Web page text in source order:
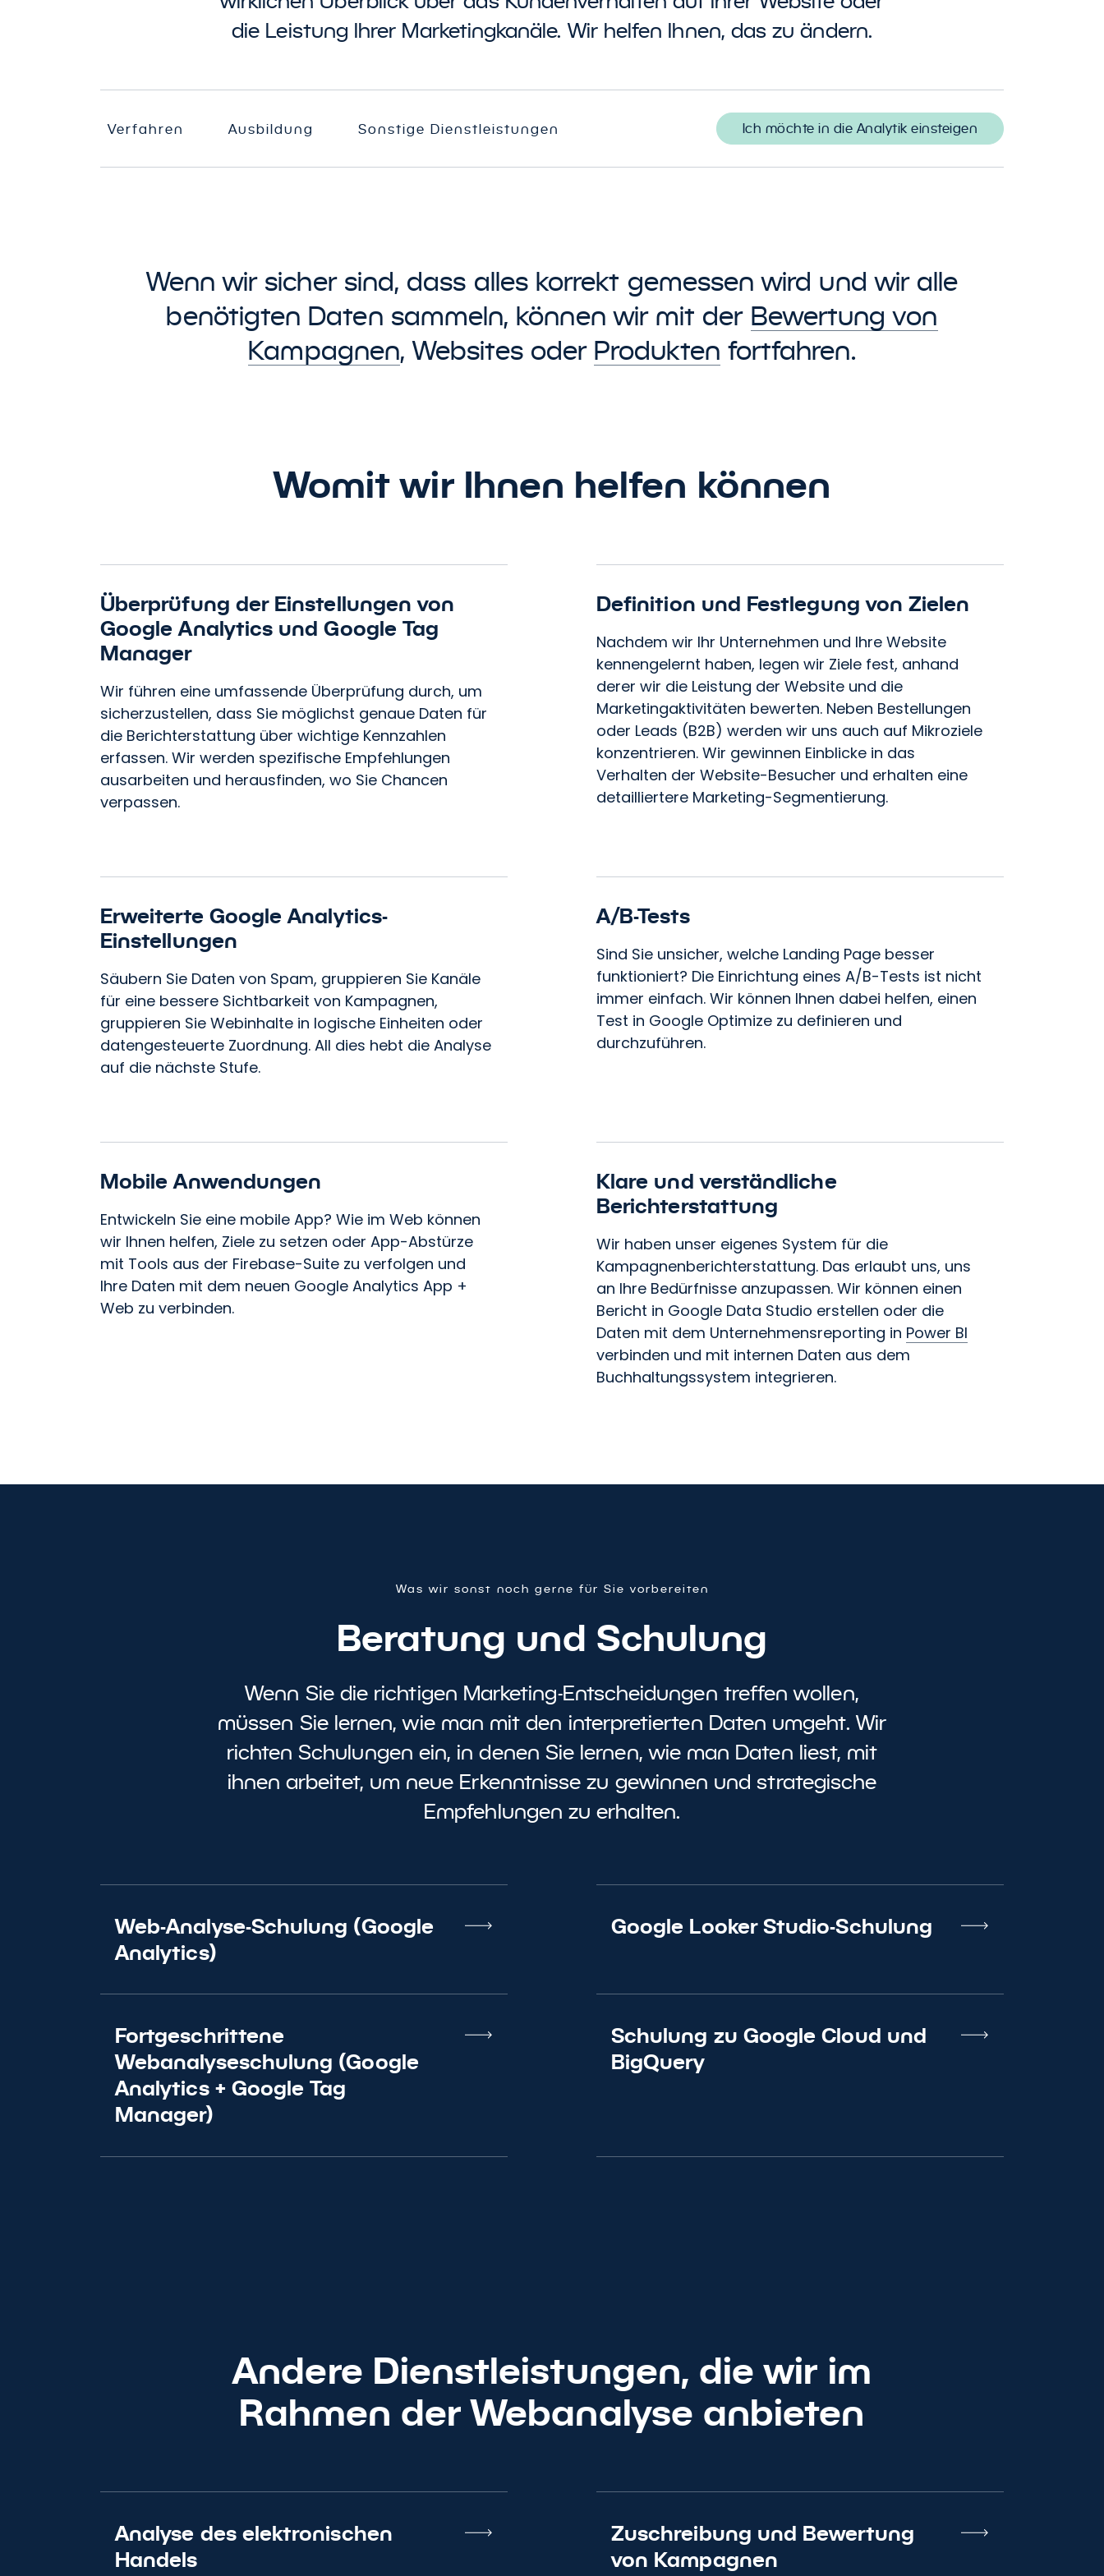
Preisvergleicher
die Leistung Ihrer Marketingkanäle. Wir helfen Ihnen, das zu ändern.
Verfahren Ausbildung Sonstige Dienstleistungen Ich möchte in die Analytik einsteigen
Wenn wir sicher sind, dass alles korrekt gemessen wird und wir alle
benötigten Daten sammeln, können wir mit der Bewertung von
Kampagnen, Websites oder Produkten fortfahren.
Womit wir Ihnen helfen können
Überprüfung der Einstellungen von
Google Analytics und Google Tag
Manager
Wir führen eine umfassende Überprüfung durch, um
sicherzustellen, dass Sie möglichst genaue Daten für
die Berichterstattung über wichtige Kennzahlen
erfassen. Wir werden spezifische Empfehlungen
ausarbeiten und herausfinden, wo Sie Chancen
verpassen.
Definition und Festlegung von Zielen
Nachdem wir Ihr Unternehmen und Ihre Website
kennengelernt haben, legen wir Ziele fest, anhand
derer wir die Leistung der Website und die
Marketingaktivitäten bewerten. Neben Bestellungen
oder Leads (B2B) werden wir uns auch auf Mikroziele
konzentrieren. Wir gewinnen Einblicke in das
Verhalten der Website-Besucher und erhalten eine
detailliertere Marketing-Segmentierung.
Erweiterte Google Analytics-
Einstellungen
Säubern Sie Daten von Spam, gruppieren Sie Kanäle
für eine bessere Sichtbarkeit von Kampagnen,
gruppieren Sie Webinhalte in logische Einheiten oder
datengesteuerte Zuordnung. All dies hebt die Analyse
auf die nächste Stufe.
A/B-Tests
Sind Sie unsicher, welche Landing Page besser
funktioniert? Die Einrichtung eines A/B-Tests ist nicht
immer einfach. Wir können Ihnen dabei helfen, einen
Test in Google Optimize zu definieren und
durchzuführen.
Mobile Anwendungen
Entwickeln Sie eine mobile App? Wie im Web können
wir Ihnen helfen, Ziele zu setzen oder App-Abstürze
mit Tools aus der Firebase-Suite zu verfolgen und
Ihre Daten mit dem neuen Google Analytics App +
Web zu verbinden.
Klare und verständliche
Berichterstattung
Wir haben unser eigenes System für die
Kampagnenberichterstattung. Das erlaubt uns, uns
an Ihre Bedürfnisse anzupassen. Wir können einen
Bericht in Google Data Studio erstellen oder die
Daten mit dem Unternehmensreporting in Power BI
verbinden und mit internen Daten aus dem
Buchhaltungssystem integrieren.
Was wir sonst noch gerne für Sie vorbereiten
Beratung und Schulung
Wenn Sie die richtigen Marketing-Entscheidungen treffen wollen,
müssen Sie lernen, wie man mit den interpretierten Daten umgeht. Wir
richten Schulungen ein, in denen Sie lernen, wie man Daten liest, mit
ihnen arbeitet, um neue Erkenntnisse zu gewinnen und strategische
Empfehlungen zu erhalten.
Web-Analyse-Schulung (Google
Analytics)
Google Looker Studio-Schulung
Fortgeschrittene
Webanalyseschulung (Google
Analytics + Google Tag
Manager)
Schulung zu Google Cloud und
BigQuery
Andere Dienstleistungen, die wir im
Rahmen der Webanalyse anbieten
Analyse des elektronischen
Handels
Zuschreibung und Bewertung
von Kampagnen
Bringen wir Ihr Marketing voran.
Kontakt